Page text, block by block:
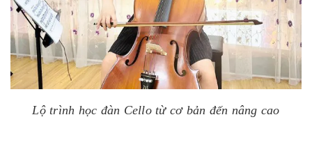
Lộ trình học đàn Cello từ cơ bản đến nâng cao